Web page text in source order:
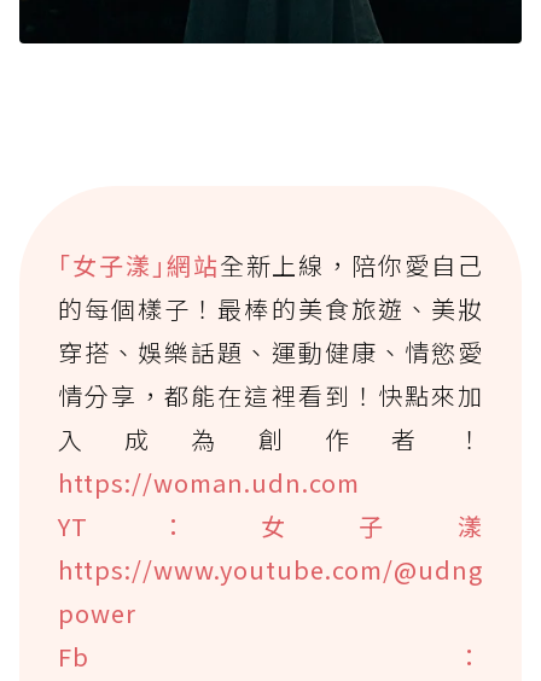
｢女子漾｣網站全新上線，陪你愛自己
的每個樣子！最棒的美食旅遊、美妝
穿搭、娛樂話題、運動健康、情慾愛
情分享，都能在這裡看到！快點來加
入成為創作者！
https://woman.udn.com
YT：女子漾
https://www.youtube.com/@udng
power
Fb：